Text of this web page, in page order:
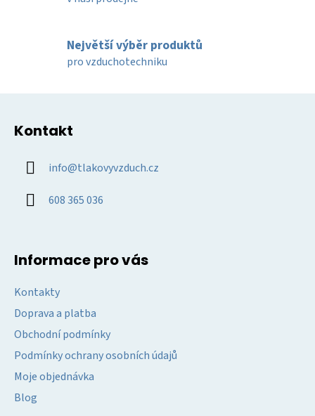
p
i
Největší výběr produktů
pro vzduchotechniku
Kontakt
info@tlakovyvzduch.cz
608 365 036
Informace pro vás
Kontakty
Doprava a platba
Obchodní podmínky
Podmínky ochrany osobních údajů
Moje objednávka
Blog